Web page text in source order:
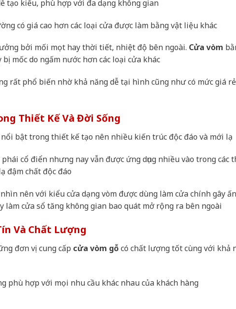
tạo kiểu, phù hợp với đa dạng không gian
có giá cao hơn các loại cửa được làm bằng vật liệu khác
bởi mối mọt hay thời tiết, nhiệt độ bên ngoài. Cửa vòm
mốc do ngấm nước hơn các loại cửa khác
rất phổ biến nhờ khả năng dễ tại hình cũng như có mức giá
Thiết Kế Và Đời Sống
bật trong thiết kế tạo nên nhiều kiến trúc độc đáo và mới lạ
cổ điển nhưng nay vẫn được ứng dụng nhiều vào trong các
đậm chất độc đáo
nên với kiểu cửa dạng vòm được dùng làm cửa chính gây ấn
làm cửa sổ tăng không gian bao quát mở rộng ra bên ngoài
Và Chất Lượng
đơn vị cung cấp cửa vòm gỗcó chất lượng tốt cùng với khả
phù hợp với mọi nhu cầu khác nhau của khách hàng